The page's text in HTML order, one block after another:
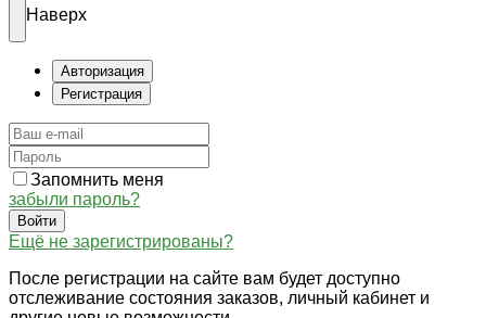
Наверх
Авторизация
Регистрация
Запомнить меня
забыли пароль?
Войти
Ещё не зарегистрированы?
После регистрации на сайте вам будет доступно
отслеживание состояния заказов, личный кабинет и